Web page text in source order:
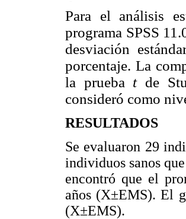
Para el análisis
programa SPSS
desviación
porcentaje. La
la prueba t de
consideró como
RESULTADOS
Se evaluaron 29
individuos sanos
encontró que el
años (X±EMS). El
(X±EMS).